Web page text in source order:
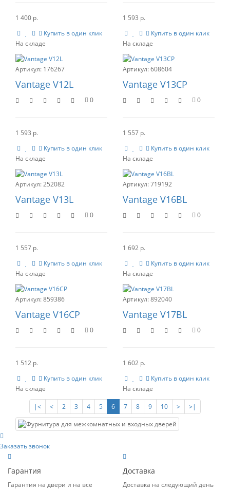
1 400 р.
Купить в один клик
1 593 р.
Купить в один клик
176267
Vantage V12L
0
1 593 р.
Купить в один клик
608604
Vantage V13CP
0
1 557 р.
Купить в один клик
252082
Vantage V13L
0
1 557 р.
Купить в один клик
719192
Vantage V16BL
0
1 692 р.
Купить в один клик
859386
Vantage V16CP
0
1 512 р.
Купить в один клик
892040
Vantage V17BL
0
1 602 р.
Купить в один клик
|< < 2 3 4 5 6 7 8 9 10 > >|
Заказать звонок
Гарантия
Гарантия на двери и на все
Доставка
Доставка на следующий день